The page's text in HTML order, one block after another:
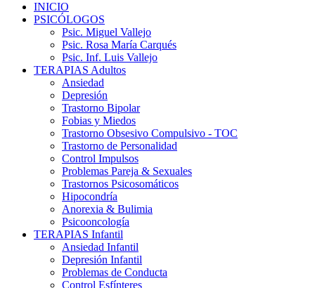
INICIO
PSICÓLOGOS
Psic. Miguel Vallejo
Psic. Rosa María Carqués
Psic. Inf. Luis Vallejo
TERAPIAS Adultos
Ansiedad
Depresión
Trastorno Bipolar
Fobias y Miedos
Trastorno Obsesivo Compulsivo - TOC
Trastorno de Personalidad
Control Impulsos
Problemas Pareja & Sexuales
Trastornos Psicosomáticos
Hipocondría
Anorexia & Bulimia
Psicooncología
TERAPIAS Infantil
Ansiedad Infantil
Depresión Infantil
Problemas de Conducta
Control Esfínteres